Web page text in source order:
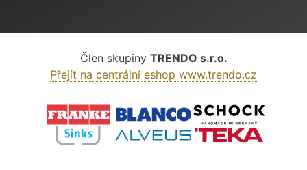
Člen skupiny TRENDO s.r.o.
Přejít na centrální eshop www.trendo.cz